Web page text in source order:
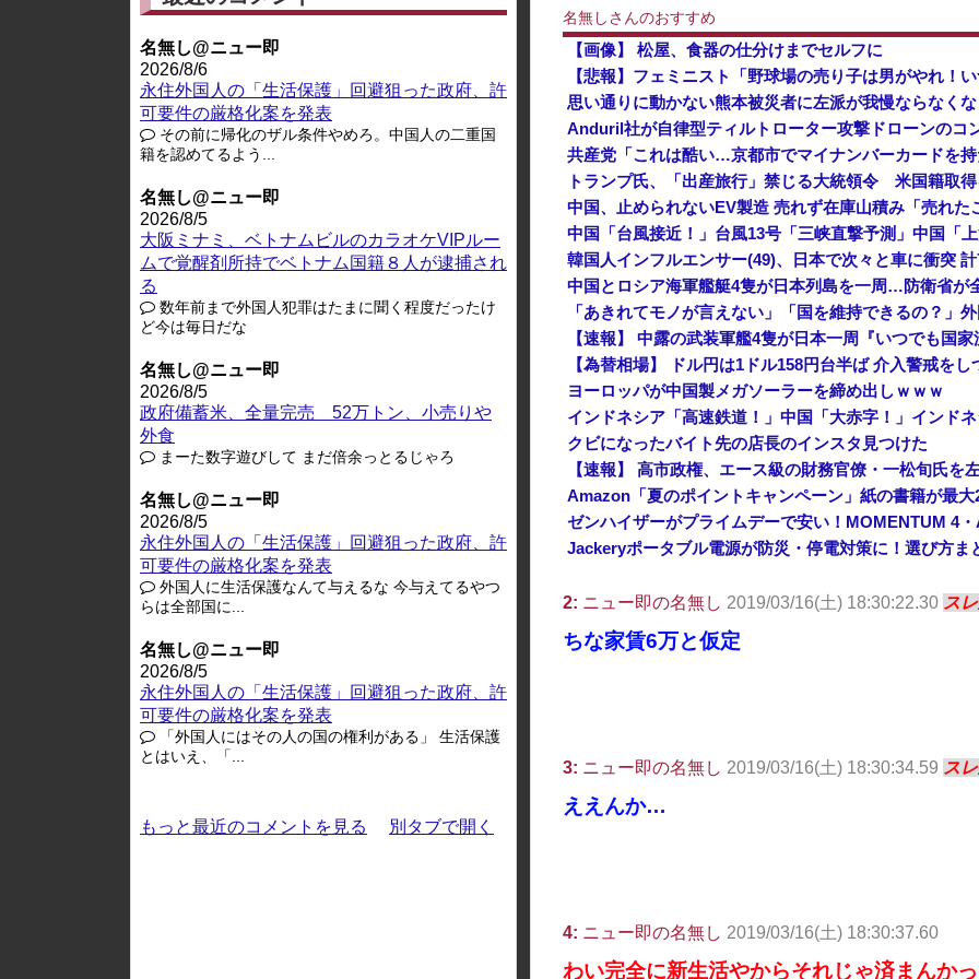
名無しさんのおすすめ
【画像】 松屋、食器の仕分けまでセルフに
【悲報】フェミニスト「野球場の売り子は男がやれ！
Anduril社が自律型ティルトローター攻撃ドローンのコ
トランプ氏、「出産旅行」禁じる大統領令 米国籍取
韓国人インフルエンサー(49)、日本で次々と車に衝突
中国とロシア海軍艦艇4隻が日本列島を一周…防衛省が
【速報】 中露の武装軍艦4隻が日本一周『いつでも国
【為替相場】 ドル円は1ドル158円台半ば 介入警戒を
ヨーロッパが中国製メガソーラーを締め出しｗｗｗ
クビになったバイト先の店長のインスタ見つけた
ゼンハイザーがプライムデーで安い！MOMENTUM 4
Jackeryポータブル電源が防災・停電対策に！選び方ま
2: ニュー即の名無し 2019/03/16(土) 18:30:22.30 ス
ちな家賃6万と仮定
3: ニュー即の名無し 2019/03/16(土) 18:30:34.59 ス
ええんか…
4: ニュー即の名無し 2019/03/16(土) 18:30:37.60
わい完全に新生活やからそれじゃ済まんか
名無し@ニュー即
2026/8/6
永住外国人の「生活保護」回避狙った政府、許
可要件の厳格化案を発表
その前に帰化のザル条件やめろ。中国人の二重国
籍を認めてるよう...
名無し@ニュー即
2026/8/5
大阪ミナミ、ベトナムビルのカラオケVIPルー
ムで覚醒剤所持でベトナム国籍８人が逮捕され
る
数年前まで外国人犯罪はたまに聞く程度だったけ
ど今は毎日だな
名無し@ニュー即
2026/8/5
政府備蓄米、全量完売 52万トン、小売りや
外食
まーた数字遊びして まだ倍余っとるじゃろ
名無し@ニュー即
2026/8/5
永住外国人の「生活保護」回避狙った政府、許
可要件の厳格化案を発表
外国人に生活保護なんて与えるな 今与えてるやつ
らは全部国に...
名無し@ニュー即
2026/8/5
永住外国人の「生活保護」回避狙った政府、許
可要件の厳格化案を発表
「外国人にはその人の国の権利がある」 生活保護
とはいえ、「...
もっと最近のコメントを見る 別タブで開く